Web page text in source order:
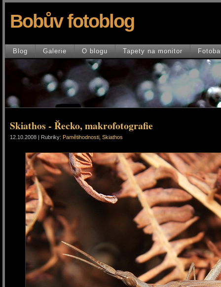
Bobův fotoblog
Blog Galerie O blogu Tapety na monitor
Skiathos - Řecko, makrofotografie
12.10.2008 | Rubriky: Pamětihodnosti Skiathos